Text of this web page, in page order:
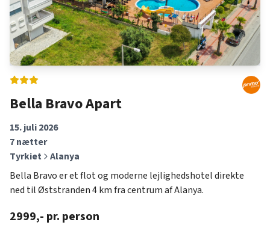
Bella Bravo Apart
15. juli 2026
7nætter
Tyrkiet
Alanya
Bella Bravo er et flot og moderne lejlighedshotel direkte
ned til Øststranden 4 km fra centrum af Alanya.
2999,- pr. person